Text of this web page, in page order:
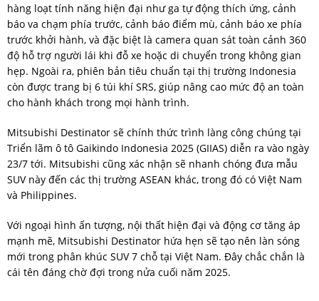
hàng loạt tính năng hiện đại như ga tự động thích ứng, cảnh
báo va chạm phía trước, cảnh báo điểm mù, cảnh báo xe phía
trước khởi hành, và đặc biệt là camera quan sát toàn cảnh 360
độ hỗ trợ người lái khi đỗ xe hoặc di chuyển trong không gian
hẹp. Ngoài ra, phiên bản tiêu chuẩn tại thị trường Indonesia
còn được trang bị 6 túi khí SRS, giúp nâng cao mức độ an toàn
cho hành khách trong mọi hành trình.
Mitsubishi Destinator sẽ chính thức trình làng công chúng tại
Triển lãm ô tô Gaikindo Indonesia 2025 (GIIAS) diễn ra vào ngày
23/7 tới. Mitsubishi cũng xác nhận sẽ nhanh chóng đưa mẫu
SUV này đến các thị trường ASEAN khác, trong đó có Việt Nam
và Philippines.
Với ngoại hình ấn tượng, nội thất hiện đại và động cơ tăng áp
mạnh mẽ, Mitsubishi Destinator hứa hẹn sẽ tạo nên làn sóng
mới trong phân khúc SUV 7 chỗ tại Việt Nam. Đây chắc chắn là
cái tên đáng chờ đợi trong nửa cuối năm 2025.